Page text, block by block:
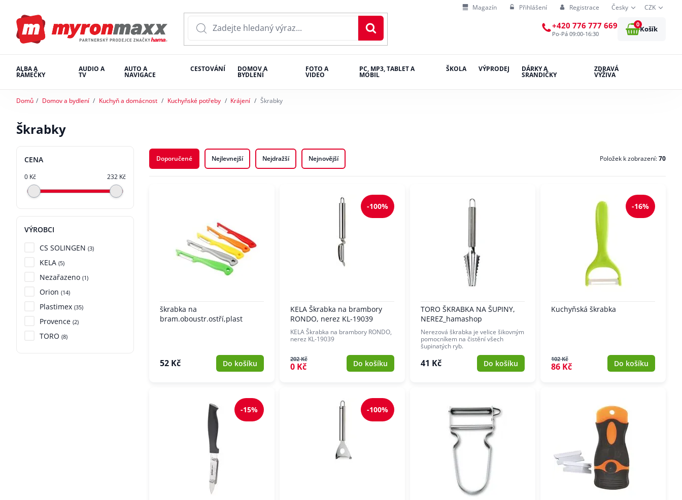
Magazín Přihlášení Registrace Česky CZK
+420 776 777 669
Po-Pá 09:00-16:30
0
Košík
ALBA A
RÁMEČKY
AUDIO A
TV
AUTO A
NAVIGACE
CESTOVÁNÍ DOMOV A
BYDLENÍ
FOTO A
VIDEO
PC, MP3, TABLET A
MOBIL
ŠKOLA VÝPRODEJ DÁRKY A
SRANDIČKY
ZDRAVÁ
VÝŽIVA
Domů Domov a bydlení Kuchyň a domácnost Kuchyňské potřeby Krájení Škrabky
Škrabky
CENA
0 Kč 232 Kč
VÝROBCI
CS SOLINGEN (3)
KELA (5)
Nezařazeno (1)
Orion (14)
Plastimex (35)
Provence (2)
TORO (8)
Doporučené Nejlevnejší Nejdražší Nejnovější Položek k zobrazení:70
škrabka na
bram.oboustr.ostří,plast
52 Kč Do košíku
-100%
KELA Škrabka na brambory
RONDO, nerez KL-19039
KELA Škrabka na brambory RONDO,
nerez KL-19039
202 Kč
0 Kč Do košíku
TORO ŠKRABKA NA ŠUPINY,
NEREZ_hamashop
Nerezová škrabka je velice šikovným
pomocníkem na čistění všech
šupinatých ryb.
41 Kč Do košíku
-16%
Kuchyňská škrabka
102 Kč
86 Kč Do košíku
-15% -100%